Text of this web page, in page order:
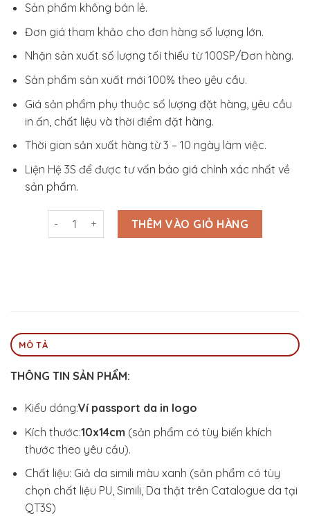
Sản phẩm không bán lẻ.
Đơn giá tham khảo cho đơn hàng số lượng lớn.
Nhận sản xuất số lượng tối thiểu từ 100SP/Đơn hàng.
Sản phẩm sản xuất mới 100% theo yêu cầu.
Giá sản phẩm phụ thuộc số lượng đặt hàng, yêu cầu
in ấn, chất liệu và thời điểm đặt hàng.
Thời gian sản xuất hàng từ 3 – 10 ngày làm việc.
Liện Hệ 3S để được tư vấn báo giá chính xác nhất về
sản phẩm.
Bao Da Đựng Passport _ VPP 008 số lượng
THÊM VÀO GIỎ HÀNG
MÔ TẢ
THÔNG TIN SẢN PHẨM:
Kiểu dáng:Ví passport da in logo
Kích thước:10x14cm (sản phẩm có tùy biến khích
thước theo yêu cầu).
Chất liệu: Giả da simili màu xanh (sản phẩm có tùy
chọn chất liệu PU, Simili, Da thật trên Catalogue da tại
QT3S)